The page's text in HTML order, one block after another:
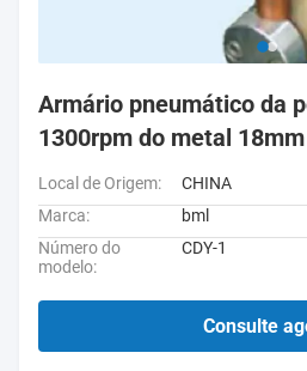
Armário pneumático da
1300rpm do metal 18mm
Local de Origem:
CHINA
Marca:
bml
Número do
modelo:
CDY-1
Consulte